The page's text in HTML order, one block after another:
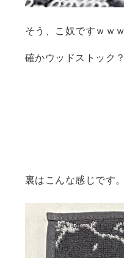
そう、こ奴ですｗｗｗ
確かウッドストック？
裏はこんな感じです。